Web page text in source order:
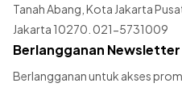
Tanah Abang, Kota Jakarta
Jakarta 10270. 021-5731009
Berlangganan Newsletter
Berlangganan untuk akses